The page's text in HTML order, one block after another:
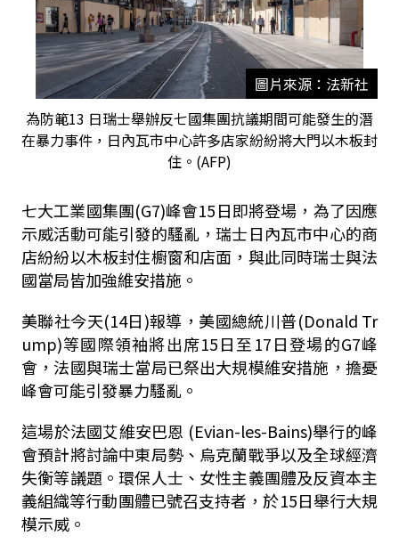
圖片來源：法新社
為防範13 日瑞士舉辦反七國集團抗議期間可能發生的潛
在暴力事件，日內瓦市中心許多店家紛紛將大門以木板封
住。(AFP)
七大工業國集團(G7)峰會15日即將登場，為了因應
示威活動可能引發的騷亂，瑞士日內瓦市中心的商
店紛紛以木板封住櫥窗和店面，與此同時瑞士與法
國當局皆加強維安措施。
美聯社今天(14日)報導，美國總統川普(Donald Tr
ump)等國際領袖將出席15日至17日登場的G7峰
會，法國與瑞士當局已祭出大規模維安措施，擔憂
峰會可能引發暴力騷亂。
這場於法國艾維安巴恩 (Evian-les-Bains)舉行的峰
會預計將討論中東局勢、烏克蘭戰爭以及全球經濟
失衡等議題。環保人士、女性主義團體及反資本主
義組織等行動團體已號召支持者，於15日舉行大規
模示威。